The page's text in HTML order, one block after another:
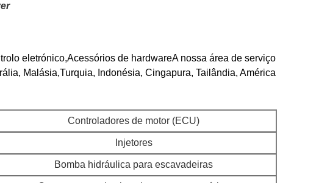
eletrónico,Acessórios de hardwareA nossa área de serviço
Malásia,Turquia, Indonésia, Cingapura, Tailândia, América
Controladores de motor (ECU)
Injetores
Bomba hidráulica para escavadeiras